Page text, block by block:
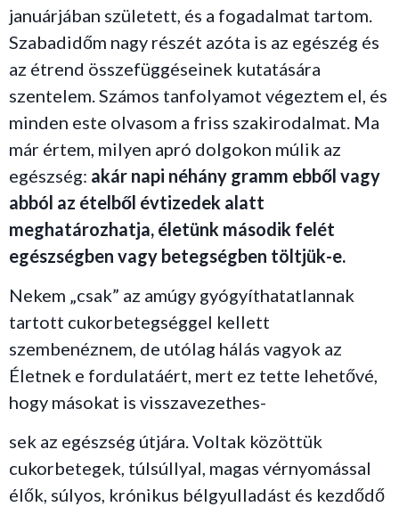
januárjában született, és a fogadalmat tartom.
Szabadidőm nagy részét azóta is az egészég és
az étrend összefüggéseinek kutatására
szentelem. Számos tanfolyamot végeztem el, és
minden este olvasom a friss szakirodalmat. Ma
már értem, milyen apró dolgokon múlik az
egészség: akár napi néhány gramm ebből vagy
abból az ételből évtizedek alatt
meghatározhatja, életünk második felét
egészségben vagy betegségben töltjük-e.
Nekem „csak” az amúgy gyógyíthatatlannak
tartott cukorbetegséggel kellett
szembenéznem, de utólag hálás vagyok az
Életnek e fordulatáért, mert ez tette lehetővé,
hogy másokat is visszavezethes-
sek az egészség útjára. Voltak közöttük
cukorbetegek, túlsúllyal, magas vérnyomással
élők, súlyos, krónikus bélgyulladást és kezdődő